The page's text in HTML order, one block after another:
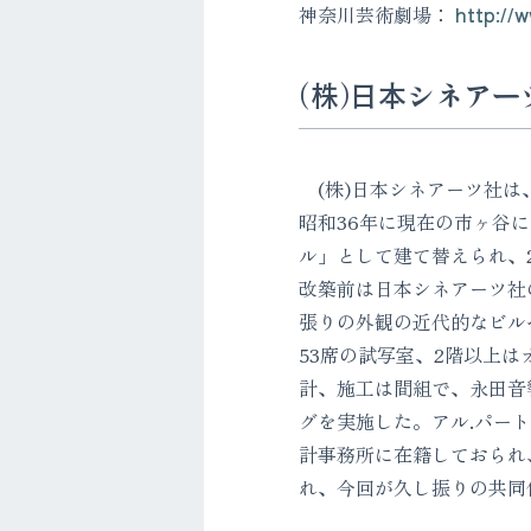
神奈川芸術劇場： http://
(株)日本シネア
(株)日本シネアーツ社は
昭和36年に現在の市ヶ谷
ル」として建て替えられ
改築前は日本シネアーツ
張りの外観の近代的なビ
53席の試写室、2階以上は
計、施工は間組で、永田
グを実施した。アル.パー
計事務所に在籍しておら
れ、今回が久し振りの共